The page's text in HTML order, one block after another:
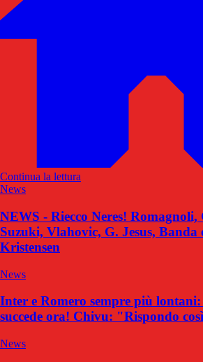
Continua la lettura
News
NEWS - Riecco Neres! Romagnoli,
Suzuki, Vlahovic, G. Jesus, Banda
Kristensen
News
Inter e Romero sempre più
succede ora! Chivu: "Rispondo
News